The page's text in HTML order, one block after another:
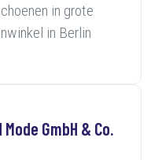
in grote
in Berlin
GmbH & Co.